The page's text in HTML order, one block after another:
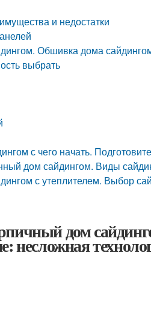
и недостатки
Обшивка дома
выбрать
с чего начать.
дом сайдингом. Виды
с утеплителем. Выбор
дом
несложная